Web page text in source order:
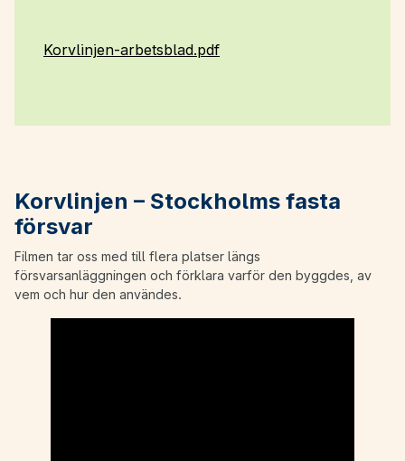
Korvlinjen-arbetsblad.pdf
Korvlinjen – Stockholms fasta
försvar
Filmen tar oss med till flera platser längs
försvarsanläggningen och förklara varför den byggdes, av
vem och hur den användes.